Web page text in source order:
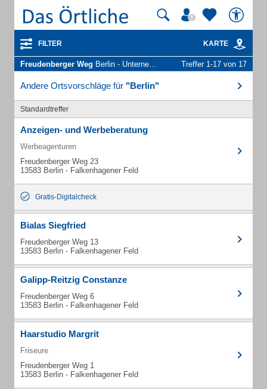
FILTER KARTE
Freudenberger Weg Berlin - Unternehmen und Personen Treffer 1-17 von 17
Andere Ortsvorschläge für "Berlin"
Standardtreffer
Anzeigen- und Werbeberatung
Werbeagenturen
Freudenberger Weg 23
13583 Berlin - Falkenhagener Feld
Gratis-Digitalcheck
Bialas Siegfried
Freudenberger Weg 13
13583 Berlin - Falkenhagener Feld
Galipp-Reitzig Constanze
Freudenberger Weg 6
13583 Berlin - Falkenhagener Feld
Haarstudio Margrit
Friseure
Freudenberger Weg 1
13583 Berlin - Falkenhagener Feld